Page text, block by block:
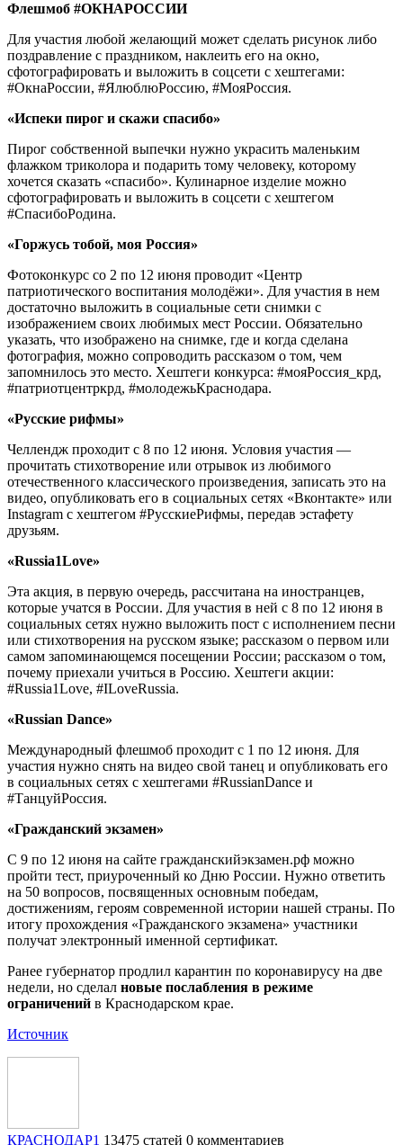
Флешмоб #ОКНАРОССИИ
Для участия любой желающий может сделать рисунок либо
поздравление с праздником, наклеить его на окно,
сфотографировать и выложить в соцсети с хештегами:
#ОкнаРоссии, #ЯлюблюРоссию, #МояРоссия.
«Испеки пирог и скажи спасибо»
Пирог собственной выпечки нужно украсить маленьким
флажком триколора и подарить тому человеку, которому
хочется сказать «спасибо». Кулинарное изделие можно
сфотографировать и выложить в соцсети с хештегом
#СпасибоРодина.
«Горжусь тобой, моя Россия»
Фотоконкурс со 2 по 12 июня проводит «Центр
патриотического воспитания молодёжи». Для участия в нем
достаточно выложить в социальные сети снимки с
изображением своих любимых мест России. Обязательно
указать, что изображено на снимке, где и когда сделана
фотография, можно сопроводить рассказом о том, чем
запомнилось это место. Хештеги конкурса: #мояРоссия_крд,
#патриотцентркрд, #молодежьКраснодара.
«Русские рифмы»
Челлендж проходит с 8 по 12 июня. Условия участия —
прочитать стихотворение или отрывок из любимого
отечественного классического произведения, записать это на
видео, опубликовать его в социальных сетях «Вконтакте» или
Instagram с хештегом #РусскиеРифмы, передав эстафету
друзьям.
«Russia1Love»
Эта акция, в первую очередь, рассчитана на иностранцев,
которые учатся в России. Для участия в ней с 8 по 12 июня в
социальных сетях нужно выложить пост с исполнением песни
или стихотворения на русском языке; рассказом о первом или
самом запоминающемся посещении России; рассказом о том,
почему приехали учиться в Россию. Хештеги акции:
#Russia1Love, #ILoveRussia.
«Russian Dance»
Международный флешмоб проходит с 1 по 12 июня. Для
участия нужно снять на видео свой танец и опубликовать его
в социальных сетях с хештегами #RussianDance и
#ТанцуйРоссия.
«Гражданский экзамен»
С 9 по 12 июня на сайте гражданскийэкзамен.рф можно
пройти тест, приуроченный ко Дню России. Нужно ответить
на 50 вопросов, посвященных основным победам,
достижениям, героям современной истории нашей страны. По
итогу прохождения «Гражданского экзамена» участники
получат электронный именной сертификат.
Ранее губернатор продлил карантин по коронавирусу на две
недели, но сделал новые послабления в режиме
ограничений в Краснодарском крае.
Источник
КРАСНОДАР1 13475 статей 0 комментариев